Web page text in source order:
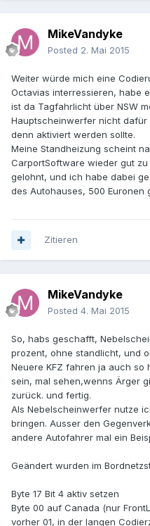
MikeVandyke
Posted 2. Mai 2015
Weiter würde mich eine
Octavias interressieren, habe
ist da Tagfahrlicht über NSW
Hauptscheinwerfer nicht
denn aktiviert werden sollte.
Meine Standheizung scheint
CarportSoftware wieder gut
gelohnt, und ich habe dabei
des Autohauses, 500 Euronen
Zitieren
MikeVandyke
Posted 4. Mai 2015
So, habs geschafft,
prozent, ohne standlicht, und
Neuere KFZ fahren ja auch so
sein, mal sehen,wenns Ärger
zurück. und fertig.
Als Nebelscheinwerfer nutze
bringen. Ausser den
andere Autofahrer mal ein
Geändert wurden im
Byte 17 Bit 4 aktiv setzen
Byte 00 auf Canada (nur
vorher 01, in der langen